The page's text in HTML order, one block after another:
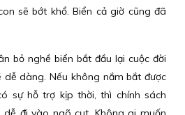
sẽ bớt khổ. Biển cả giờ cũng đã
bỏ nghề biển bắt đầu lại cuộc đời
dễ dàng. Nếu không nắm bắt được
sự hỗ trợ kịp thời, thì chính sách